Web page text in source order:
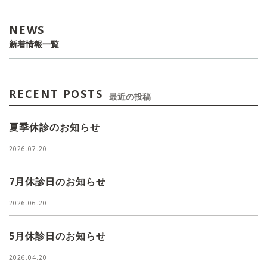
NEWS
新着情報一覧
RECENT POSTS 最近の投稿
夏季休診のお知らせ
2026.07.20
7月休診日のお知らせ
2026.06.20
5月休診日のお知らせ
2026.04.20